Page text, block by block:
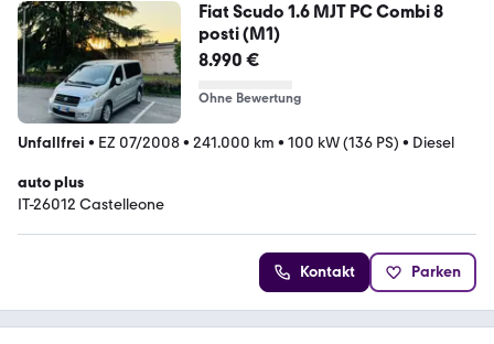
Fiat Scudo 1.6 MJT PC Combi 8
posti (M1)
8.990 €
Ohne Bewertung
Unfallfrei • EZ 07/2008• 241.000 km • 100 kW (136 PS) • Diesel
auto plus
IT-26012 Castelleone
Kontakt Parken